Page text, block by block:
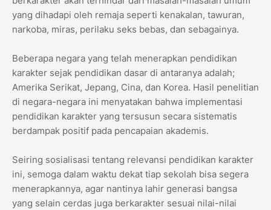
yang dihadapi oleh remaja seperti kenakalan, tawuran,
narkoba, miras, perilaku seks bebas, dan sebagainya.
Beberapa negara yang telah menerapkan pendidikan
karakter sejak pendidikan dasar di antaranya adalah;
Amerika Serikat, Jepang, Cina, dan Korea. Hasil penelitian
di negara-negara ini menyatakan bahwa implementasi
pendidikan karakter yang tersusun secara sistematis
berdampak positif pada pencapaian akademis.
Seiring sosialisasi tentang relevansi pendidikan karakter
ini, semoga dalam waktu dekat tiap sekolah bisa segera
menerapkannya, agar nantinya lahir generasi bangsa
yang selain cerdas juga berkarakter sesuai nilai-nilai